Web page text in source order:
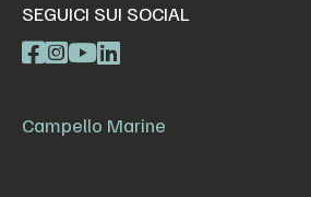
SEGUICI SUI SOCIAL
Campello Marine